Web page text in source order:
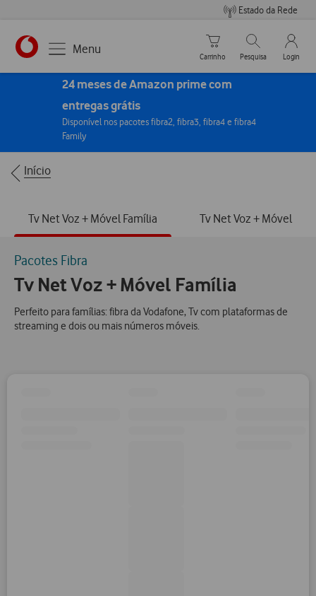
Estado da Rede
https://www.vodafone.pt
Menu
Carrinho de compras
Carrinho
Pesquisar
Pesquisa
My
Login
24 meses de Amazon prime com
entregas grátis
Disponível nos pacotes fibra2, fibra3, fibra4 e fibra4
Family
Breadcrumbs
Início
Tv Net Voz + Móvel Família Tv Net Voz + Móvel
Pacotes Fibra
Tv Net Voz + Móvel Família
Perfeito para famílias: fibra da Vodafone, Tv com plataformas de
streaming e dois ou mais números móveis.